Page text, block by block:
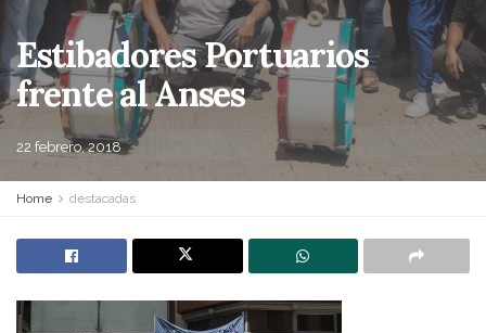
Estibadores Portuarios
frente al Anses
22 febrero, 2018
Home destacadas